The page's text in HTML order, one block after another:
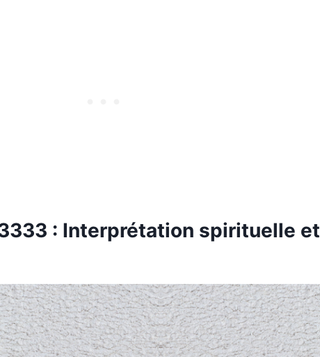
3333 : Interprétation spirituelle et